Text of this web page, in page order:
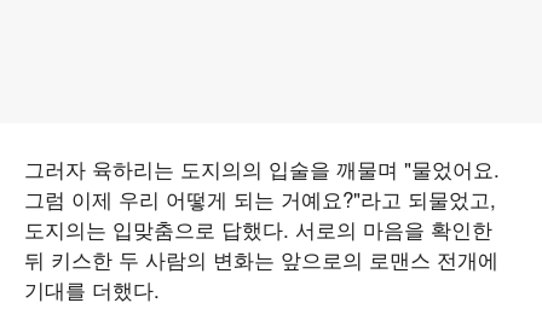
그러자 육하리는 도지의의 입술을 깨물며 "물었어요.
그럼 이제 우리 어떻게 되는 거예요?"라고 되물었고,
도지의는 입맞춤으로 답했다. 서로의 마음을 확인한
뒤 키스한 두 사람의 변화는 앞으로의 로맨스 전개에
기대를 더했다.